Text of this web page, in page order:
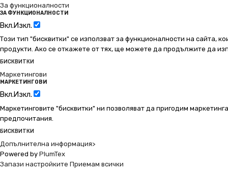
За функционалности
ЗА ФУНКЦИОНАЛНОСТИ
Вкл.Изкл.
Този тип "бисквитки" се използват за функционалности на сайта,
продукти. Ако се откажете от тях, ще можете да продължите да
БИСКВИТКИ
Маркетингови
МАРКЕТИНГОВИ
Вкл.Изкл.
Маркетинговите "бисквитки" ни позволяват да пригодим
предпочитания.
БИСКВИТКИ
Допълнителна информация>
Powered by PlumTex
Запази настройките Приемам всички